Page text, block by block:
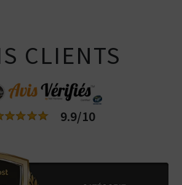
CLIENTS
9.9/10